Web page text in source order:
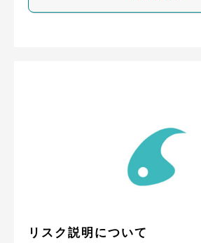
リスク説明について